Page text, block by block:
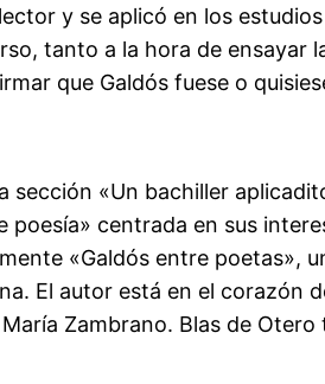
y se aplicó en los
tanto a la hora de
que Galdós fuese o
«Un bachiller
centrada en sus
«Galdós entre poetas»,
El autor está en el corazón
Zambrano. Blas de